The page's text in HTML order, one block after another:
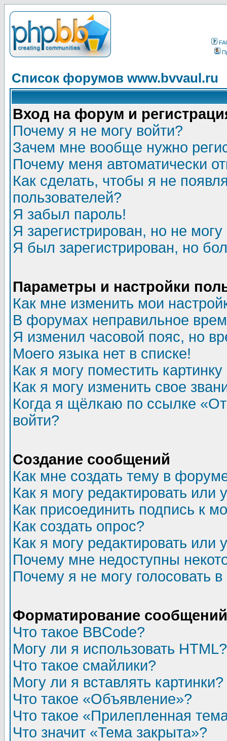
Список форумов www.bvvaul.ru
Вход на форум и
Почему я не могу войти?
Зачем мне вообще нужно
Почему меня автоматически
Как сделать, чтобы я не
пользователей?
Я забыл пароль!
Я зарегистрирован, но не могу
Я был зарегистрирован, но
Параметры и настройки
Как мне изменить мои
В форумах неправильное
Я изменил часовой пояс, но
Моего языка нет в списке!
Как я могу поместить
Как я могу изменить свое
Когда я щёлкаю по ссылке
войти?
Создание сообщений
Как мне создать тему в
Как я могу редактировать или
Как присоединить подпись к
Как создать опрос?
Как я могу редактировать или
Почему мне недоступны
Почему я не могу голосовать
Форматирование
Что такое BBCode?
Могу ли я использовать HTML?
Что такое смайлики?
Могу ли я вставлять картинки?
Что такое «Объявление»?
Что такое «Прилепленная
Что значит «Тема закрыта»?